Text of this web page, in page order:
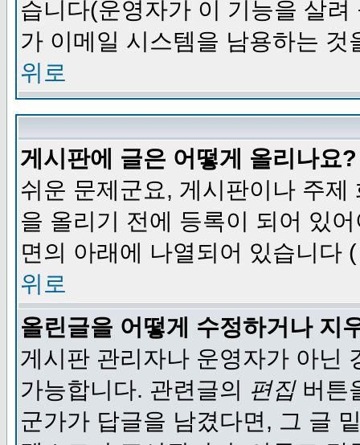
습니다(운영자가 이 기능을 살
가 이메일 시스템을 남용하는 것
위로
게시판에 글은 어떻게 올리나요?
쉬운 문제군요, 게시판이나 주
을 올리기 전에 등록이 되어 있
면의 아래에 나열되어 있습니다 (
위로
올린글을 어떻게 수정하거나 지
게시판 관리자나 운영자가 아닌
가능합니다. 관련글의 편집버튼
군가가 답글을 남겼다면, 그 글